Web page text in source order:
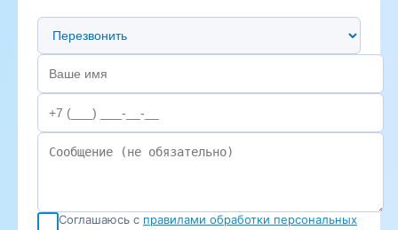
Предпочтительный способ связи
Соглашаюсь с правилами обработки персональных